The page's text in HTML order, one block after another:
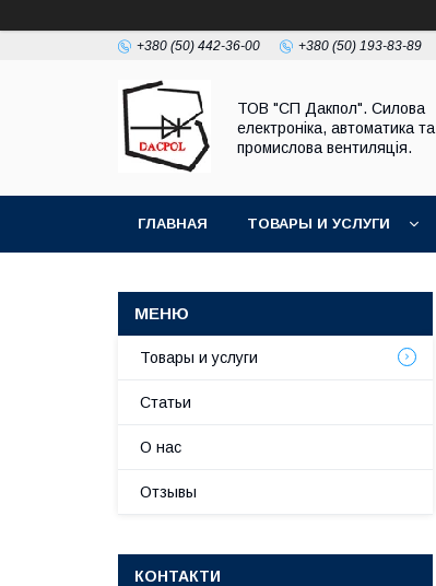
+380 (50) 442-36-00 +380 (50) 193-83-89
ТОВ "СП Дакпол". Силова
електроніка, автоматика та
промислова вентиляція.
ГЛАВНАЯ ТОВАРЫ И УСЛУГИ
Товары и услуги
Статьи
О нас
Отзывы
КОНТАКТИ